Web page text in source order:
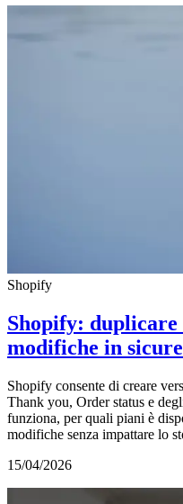
Shopify
Shopify:
modifiche in
Shopify consente di creare
Thank you, Order status e
funziona, per quali piani è
modifiche senza impattare lo
15/04/2026